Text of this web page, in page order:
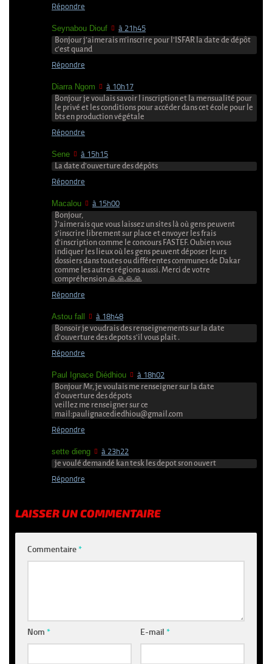
Répondre
Seynabou Diouf à 21h45
Bonjour j’aimerais m’inscrire pour l’ISFAR la date de dépôt
c’est quand
Répondre
Diarra Ngom à 10h17
Bonjour je voulais savoir l inscription et la mensualité pour
le privé et les conditions pour accéder dans cet école pour le
bts en production végétale
Répondre
Sene à 15h15
La date d’ouverture des dépôts
Répondre
Macalou à 15h00
Bonjour,
J’aimerais que vous laissez un sites là où gens peuvent
s’inscrire librement sur place et envoyer les frais
d’inscription comme le concours FASTEF. Oubien vous
indiquer les lieux où les gens peuvent déposer leurs
dossiers dans toutes ou différentes communes de Dakar
comme les autres régions aussi. Merci de votre
compréhension 🙏🙏🙏🙏
Répondre
Astou fall à 18h48
Bonsoir je voudrais des renseignements sur la date
d’ouverture des depots s’il vous plait .
Répondre
Paul Ignace Diédhiou à 18h02
Bonjour Mr, je voulais me renseigner sur la date
d’ouverture des dépots
veillez me renseigner sur ce
mail:paulignacediedhiou@gmail.com
Répondre
sette dieng à 23h22
je voulé demandé kan tesk les depot sron ouvert
Répondre
LAISSER UN COMMENTAIRE
Commentaire*
Nom * E-mail*